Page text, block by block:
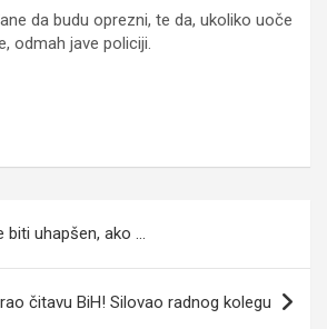
da budu oprezni, te da, ukoliko uoče
odmah jave policiji.
biti uhapšen, ako …
čitavu BiH! Silovao radnog kolegu